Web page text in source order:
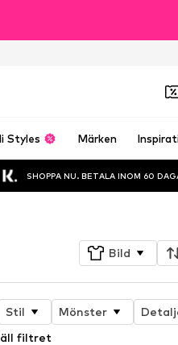
Styles Märken
SHOPPA NU. BETALA INOM 60
Bild
Stil Mönster
filtret